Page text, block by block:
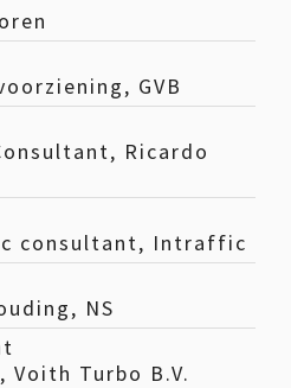
GVB
Ricardo
consultant, Intraffic
NS
Voith Turbo B.V.